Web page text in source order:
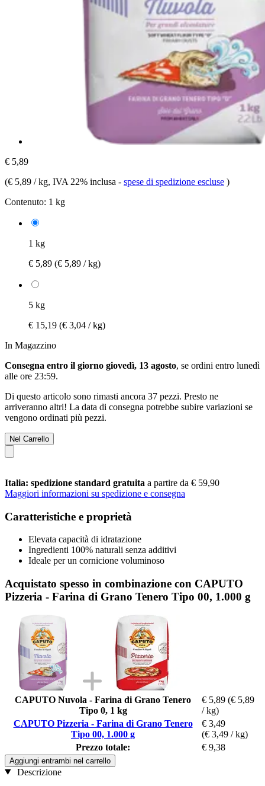
€ 5,89
(€ 5,89 / kg, IVA 22% inclusa - spese di spedizione escluse )
Contenuto: 1 kg
1 kg
€ 5,89 (€ 5,89 / kg)
5 kg
€ 15,19 (€ 3,04 / kg)
In Magazzino
Consegna entro il giorno giovedì, 13 agosto, se ordini entro lunedì
alle ore 23:59.
Di questo articolo sono rimasti ancora 37 pezzi. Presto ne
arriveranno altri! La data di consegna potrebbe subire variazioni se
vengono ordinati più pezzi.
Nel Carrello
Italia: spedizione standard gratuita a partire da € 59,90
Maggiori informazioni su spedizione e consegna
Caratteristiche e proprietà
Elevata capacità di idratazione
Ingredienti 100% naturali senza additivi
Ideale per un cornicione voluminoso
Acquistato spesso in combinazione con CAPUTO
Pizzeria - Farina di Grano Tenero Tipo 00, 1.000 g
CAPUTO Nuvola - Farina di Grano Tenero
Tipo 0, 1 kg
€ 5,89 (€ 5,89
/ kg)
CAPUTO Pizzeria - Farina di Grano Tenero
Tipo 00, 1.000 g
€ 3,49
(€ 3,49 / kg)
Prezzo totale:
€ 9,38
Aggiungi entrambi nel carrello
Descrizione